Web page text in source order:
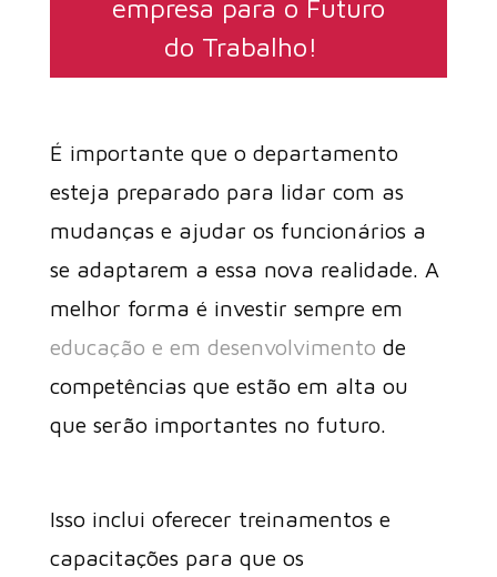
empresa para o Futuro
do Trabalho!
É importante que o departamento
esteja preparado para lidar com as
mudanças e ajudar os funcionários a
se adaptarem a essa nova realidade. A
melhor forma é investir sempre em
educação e em desenvolvimento de
competências que estão em alta ou
que serão importantes no futuro.
Isso inclui oferecer treinamentos e
capacitações para que os